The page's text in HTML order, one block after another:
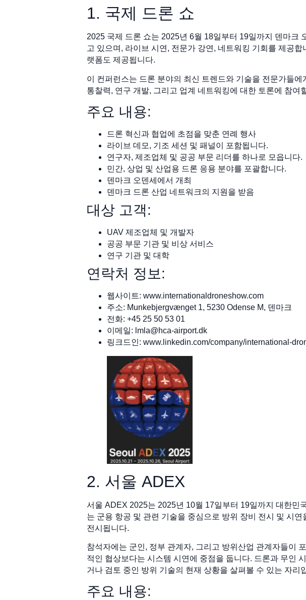
1. 국제 드론 쇼
2025 국제 드론 쇼는 2025년 6월 18일부터 19일까지 덴마크
고 있으며, 라이브 시연, 전문가 강연, 네트워킹 기회를 제공
랫폼도 제공됩니다.
이 컨퍼런스는 드론 분야의 최신 트렌드와 기술을 전문가들
통찰력, 연구 개발, 그리고 업계 네트워킹에 대한 토론에 참여
주요 내용:
드론 혁신과 협업에 초점을 맞춘 연례 행사
라이브 데모, 기조 세션 및 패널이 포함됩니다.
연구자, 제조업체 및 공공 부문 리더를 하나로 모읍니다.
민간, 상업 및 산업용 드론 응용 분야를 포괄합니다.
덴마크 오덴세에서 개최
덴마크 드론 산업 네트워크의 지원을 받음
대상 고객:
UAV 제조업체 및 개발자
공공 부문 기관 및 비상 서비스
연구 기관 및 대학
연락처 정보:
웹사이트: www.internationaldroneshow.com
주소: Munkebjergvænget 1, 5230 Odense M, 덴마크
전화: +45 25 50 53 01
이메일: lmla@hca-airport.dk
링크드인: www.linkedin.com/company/international-
2. 서울 ADEX
서울 ADEX 2025는 2025년 10월 17일부터 19일까지 대한민
는 군용 항공 및 관련 기술을 중심으로 방위 장비 전시 및 시
전시됩니다.
참석자에는 군인, 정부 관계자, 그리고 방위산업 관계자들이
적인 협상보다는 시스템 시연에 중점을 둡니다. 드론과 무인
거나 검토 중인 방위 기술의 현재 상황을 살펴볼 수 있는 자리
주요 내용: